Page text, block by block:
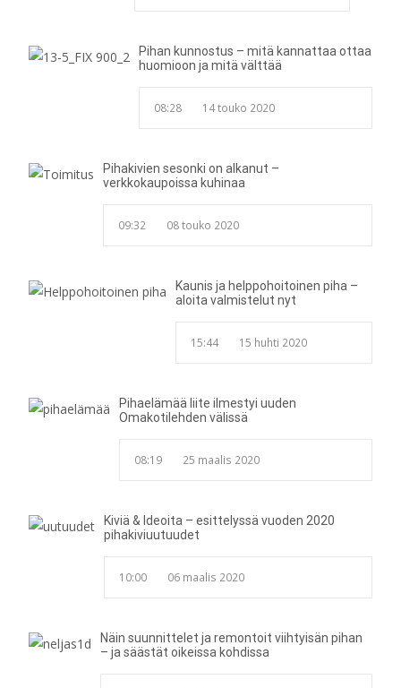
Pihan kunnostus – mitä kannattaa ottaa
huomioon ja mitä välttää
08:28 14 touko 2020
Pihakivien sesonki on alkanut –
verkkokaupoissa kuhinaa
09:32 08 touko 2020
Kaunis ja helppohoitoinen piha –
aloita valmistelut nyt
15:44 15 huhti 2020
Pihaelämää liite ilmestyi uuden
Omakotilehden välissä
08:19 25 maalis 2020
Kiviä & Ideoita – esittelyssä vuoden 2020
pihakiviuutuudet
10:00 06 maalis 2020
Näin suunnittelet ja remontoit viihtyisän pihan
– ja säästät oikeissa kohdissa